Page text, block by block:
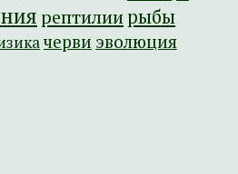
рептилиирыбы
черви эволюция